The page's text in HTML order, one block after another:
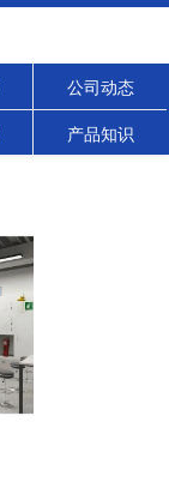
公司动态
产品知识